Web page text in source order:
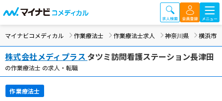
マイナビコメディカル 作業療法士 作業療法士求人 神奈川県 横浜市
株式会社メディプラス タツミ訪問看護ステーション長津田
の作業療法士 の求人・転職
作業療法士